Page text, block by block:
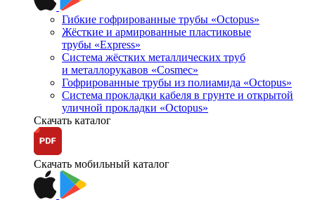
Гибкие гофрированные трубы «Octopus»
Жёсткие и армированные пластиковые
трубы «Express»
Система жёстких металлических труб
и металлорукавов «Cosmec»
Гофрированные трубы из полиамида «Octopus»
Система прокладки кабеля в грунте и открытой
уличной прокладки «Octopus»
Скачать каталог
Скачать мобильный каталог